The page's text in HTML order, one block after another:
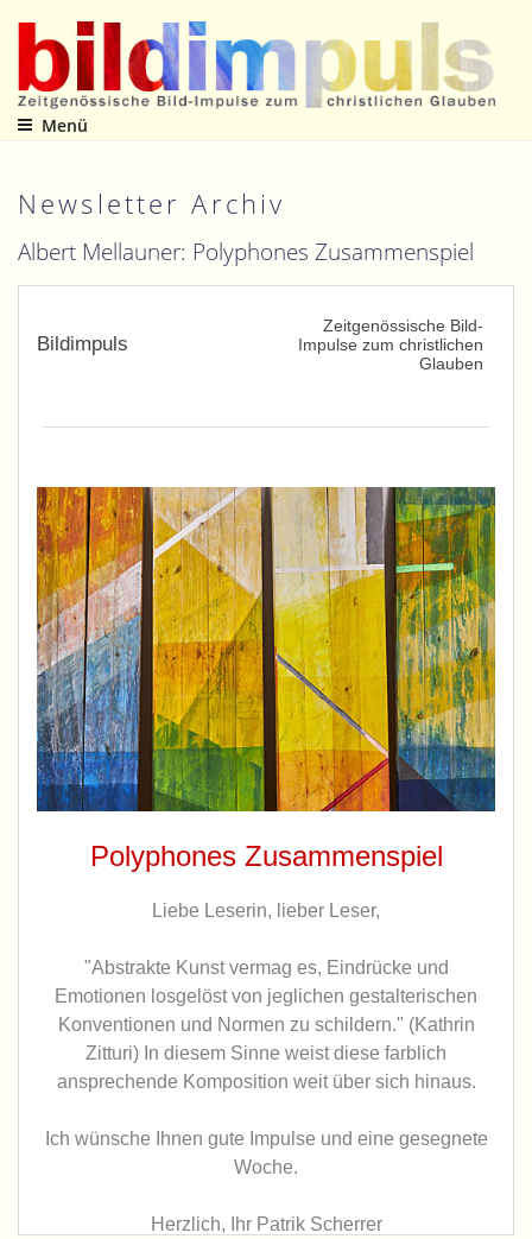
Inhalt
springen
Zeitgenössische Bild-Impulse zum christlichen Glauben
Menü
Newsletter Archiv
Albert Mellauner: Polyphones Zusammenspiel